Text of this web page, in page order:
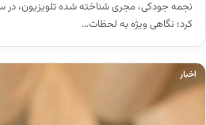
کرد؛ نگاهی ویژه به لحظات…
اخبار